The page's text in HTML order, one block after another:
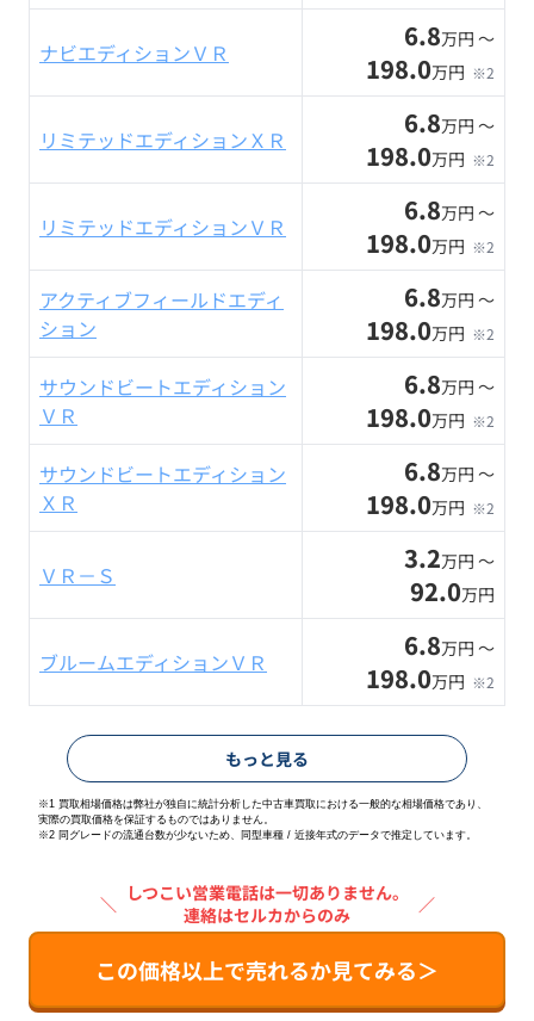
ナビエディションＶＲ 6.8万円 〜
198.0万円 ※2
リミテッドエディションＸＲ 6.8万円 〜
198.0万円 ※2
リミテッドエディションＶＲ 6.8万円 〜
198.0万円 ※2
アクティブフィールドエディ
ション
6.8万円 〜
198.0万円 ※2
サウンドビートエディション
ＶＲ
6.8万円 〜
198.0万円 ※2
サウンドビートエディション
ＸＲ
6.8万円 〜
198.0万円 ※2
ＶＲ－Ｓ 3.2万円 〜
92.0万円
ブルームエディションＶＲ 6.8万円 〜
198.0万円 ※2
もっと見る
※1 買取相場価格は弊社が独自に統計分析した中古車買取における一般的な相場価格であり、
実際の買取価格を保証するものではありません。
※2 同グレードの流通台数が少ないため、同型車種 / 近接年式のデータで推定しています。
＼ しつこい営業電話は一切ありません。
連絡はセルカからのみ
／
この価格以上で売れるか見てみる＞